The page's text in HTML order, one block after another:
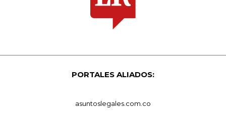
PORTALES ALIADOS:
asuntoslegales.com.co